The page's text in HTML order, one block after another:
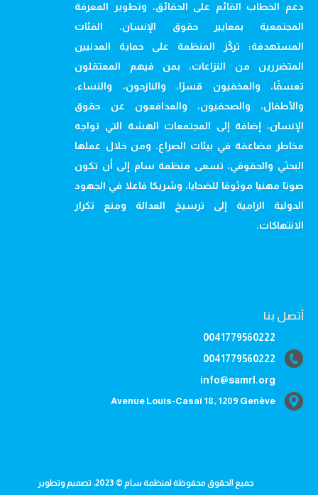
دعم الخطاب القائم على الحقائق، وتطوير المعرفة
المجتمعية بمعايير حقوق الإنسان. الفئات
المستهدفة: تركّز المنظمة على حماية المدنيين
المتضررين من النزاعات، بمن فيهم المعتقلون
تعسفًا، والمخفيون قسرًا، والنازحون، والنساء،
والأطفال، والصحفيون، والمدافعون عن حقوق
الإنسان، إضافة إلى المجتمعات الهشة التي تواجه
مخاطر مضاعفة في بيئات الصراع. ومن خلال عملها
البحثي والحقوقي، تسعى منظمة سام إلى أن تكون
صوتا مهنيا موثوقا للضحايا، وشريكا فاعلا في الجهود
الدولية الرامية إلى ترسيخ العدالة ومنع تكرار
الانتهاكات.
أتصل بنا
0041779560222
0041779560222
info@samrl.org
Avenue Louis-Casaï 18, 1209 Genève
جميع الحقوق محفوظة لمنظمة سام © 2023، تصميم وتطوير